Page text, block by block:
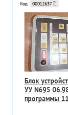
Код: 00012637
Блок
УУ N695
программы